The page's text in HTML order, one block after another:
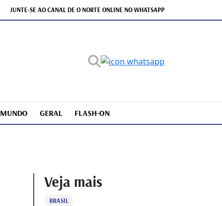
JUNTE-SE AO CANAL DE O NORTE ONLINE NO WHATSAPP
MUNDO GERAL FLASH-ON
Veja mais
BRASIL